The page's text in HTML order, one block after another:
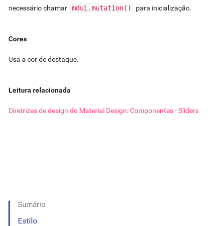
necessário chamar mdui.mutation() para inicialização.
Cores
Usa a cor de destaque.
Leitura relacionada
Diretrizes de design do Material Design: Componentes - Sliders
Sumário
Estilo